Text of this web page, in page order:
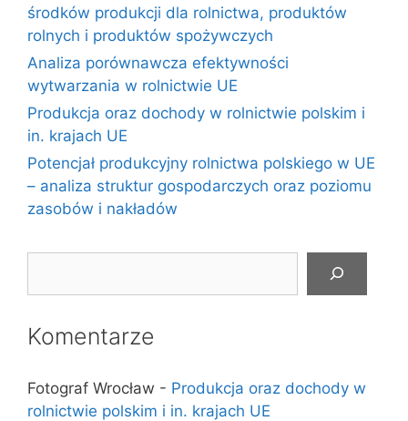
środków produkcji dla rolnictwa, produktów
rolnych i produktów spożywczych
Analiza porównawcza efektywności
wytwarzania w rolnictwie UE
Produkcja oraz dochody w rolnictwie polskim i
in. krajach UE
Potencjał produkcyjny rolnictwa polskiego w UE
– analiza struktur gospodarczych oraz poziomu
zasobów i nakładów
Komentarze
Fotograf Wrocław - Produkcja oraz dochody w
rolnictwie polskim i in. krajach UE